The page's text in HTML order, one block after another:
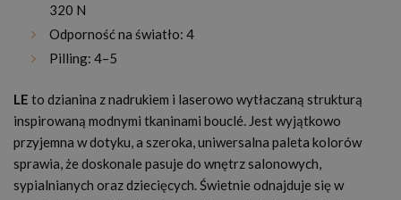
320 N
Odporność na światło: 4
Pilling: 4–5
LE to dzianina z nadrukiem i laserowo wytłaczaną strukturą
inspirowaną modnymi tkaninami bouclé. Jest wyjątkowo
przyjemna w dotyku, a szeroka, uniwersalna paleta kolorów
sprawia, że doskonale pasuje do wnętrz salonowych,
sypialnianych oraz dziecięcych. Świetnie odnajduje się w